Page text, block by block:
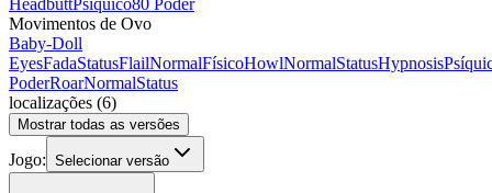
Movimentos de Ovo
Baby-Doll
EyesFadaStatusFlailNormalFísicoHowlNormalStatusHypnosis
PoderRoarNormalStatus
localizações (6)
Mostrar todas as versões
Jogo: Selecionar versão